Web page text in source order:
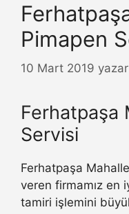
Pimapen
10 Mart 2019 yazar
Ferhatpaşa
Servisi
Ferhatpaşa
veren firmamız en
tamiri işlemini